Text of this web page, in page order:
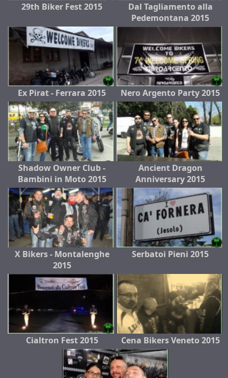
29th Biker Fest 2015
Dal Tagliamento alla
Pedemontana 2015
Ex Pirat - Ferrara 2015 Nero Argento Party 2015
Shadow Owner Club -
Bambini in Moto 2015
Ancient Dragon
Anniversary 2015
X Bikers - Montalenghe
2015
Serbatoi Pieni 2015
Cialtron Fest 2015 Cena Bikers Veneto 2015